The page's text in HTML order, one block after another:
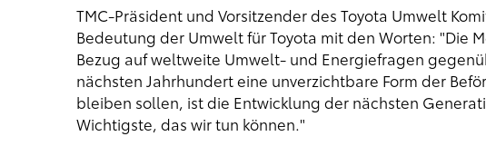
TMC-Präsident und Vorsitzender des Toyota Umwelt
Bedeutung der Umwelt für Toyota mit den Worten: "Die
Bezug auf weltweite Umwelt- und Energiefragen
nächsten Jahrhundert eine unverzichtbare Form der
bleiben sollen, ist die Entwicklung der nächsten
Wichtigste, das wir tun können."